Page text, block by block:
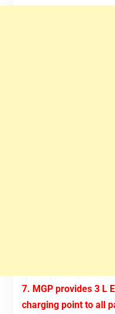
7. MGP provides 3 L
charging point to all